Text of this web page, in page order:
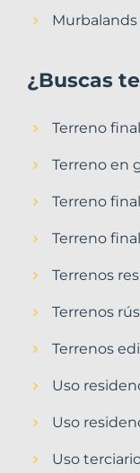
¿Buscas
Terreno
Terreno en
Terreno
Terreno
Terrenos
Terrenos
Terrenos
Uso
Uso
Uso